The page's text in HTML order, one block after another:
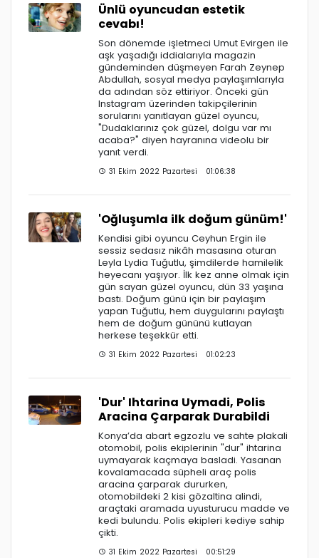
Ünlü oyuncudan estetik
cevabı!
Son dönemde işletmeci Umut Evirgen ile
aşk yaşadığı iddialarıyla magazin
gündeminden düşmeyen Farah Zeynep
Abdullah, sosyal medya paylaşımlarıyla
da adından söz ettiriyor. Önceki gün
Instagram üzerinden takipçilerinin
sorularını yanıtlayan güzel oyuncu,
"Dudaklarınız çok güzel, dolgu var mı
acaba?" diyen hayranına videolu bir
yanıt verdi.
31 Ekim 2022 Pazartesi 01:06:38
'Oğluşumla ilk doğum günüm!'
Kendisi gibi oyuncu Ceyhun Ergin ile
sessiz sedasız nikâh masasına oturan
Leyla Lydia Tuğutlu, şimdilerde hamilelik
heyecanı yaşıyor. İlk kez anne olmak için
gün sayan güzel oyuncu, dün 33 yaşına
bastı. Doğum günü için bir paylaşım
yapan Tuğutlu, hem duygularını paylaştı
hem de doğum gününü kutlayan
herkese teşekkür etti.
31 Ekim 2022 Pazartesi 01:02:23
'Dur' Ihtarina Uymadi, Polis
Aracina Çarparak Durabildi
Konya’da abart egzozlu ve sahte plakali
otomobil, polis ekiplerinin "dur" ihtarina
uymayarak kaçmaya basladi. Yasanan
kovalamacada süpheli araç polis
aracina çarparak dururken,
otomobildeki 2 kisi gözaltina alindi,
araçtaki aramada uyusturucu madde ve
kedi bulundu. Polis ekipleri kediye sahip
çikti.
31 Ekim 2022 Pazartesi 00:51:29